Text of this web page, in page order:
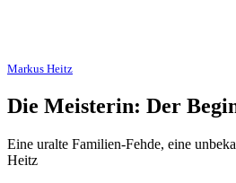
Markus Heitz
Die Meisterin: Der
Eine uralte Familien-Fehde, eine
Heitz